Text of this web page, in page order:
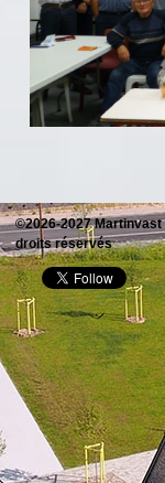
©2026-2027 Martinvast
droits réservés